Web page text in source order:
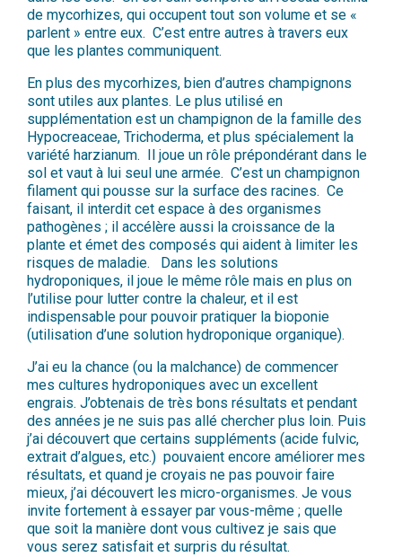
de mycorhizes, qui occupent tout son volume et se «
parlent » entre eux. C’est entre autres à travers eux
que les plantes communiquent.
En plus des mycorhizes, bien d’autres champignons
sont utiles aux plantes. Le plus utilisé en
supplémentation est un champignon de la famille des
Hypocreaceae, Trichoderma, et plus spécialement la
variété harzianum. Il joue un rôle prépondérant dans le
sol et vaut à lui seul une armée. C’est un champignon
filament qui pousse sur la surface des racines. Ce
faisant, il interdit cet espace à des organismes
pathogènes ; il accélère aussi la croissance de la
plante et émet des composés qui aident à limiter les
risques de maladie. Dans les solutions
hydroponiques, il joue le même rôle mais en plus on
l’utilise pour lutter contre la chaleur, et il est
indispensable pour pouvoir pratiquer la bioponie
(utilisation d’une solution hydroponique organique).
J’ai eu la chance (ou la malchance) de commencer
mes cultures hydroponiques avec un excellent
engrais. J’obtenais de très bons résultats et pendant
des années je ne suis pas allé chercher plus loin. Puis
j’ai découvert que certains suppléments (acide fulvic,
extrait d’algues, etc.) pouvaient encore améliorer mes
résultats, et quand je croyais ne pas pouvoir faire
mieux, j’ai découvert les micro-organismes. Je vous
invite fortement à essayer par vous-même ; quelle
que soit la manière dont vous cultivez je sais que
vous serez satisfait et surpris du résultat.